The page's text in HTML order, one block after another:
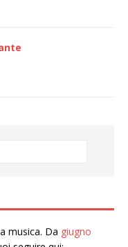
musica. Da giugno